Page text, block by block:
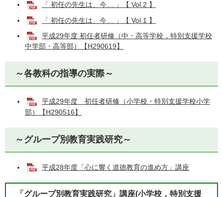
「 初任の先生は、今… 」【 Vol.2 】
「 初任の先生は、今… 」【 Vol.1 】
平成29年度 初任者研修（中・高等学校，特別支援学校
中学部・高等部）【H290619】
～各教科の指導の実際～
平成29年度 初任者研修（小学校・特別支援学校小学
部）【H290516】
～グループ別教育実践研究～
平成28年度「心に響く道徳教育の進め方」講座
「グループ別教育実践研究」講座(小学校，特別支援